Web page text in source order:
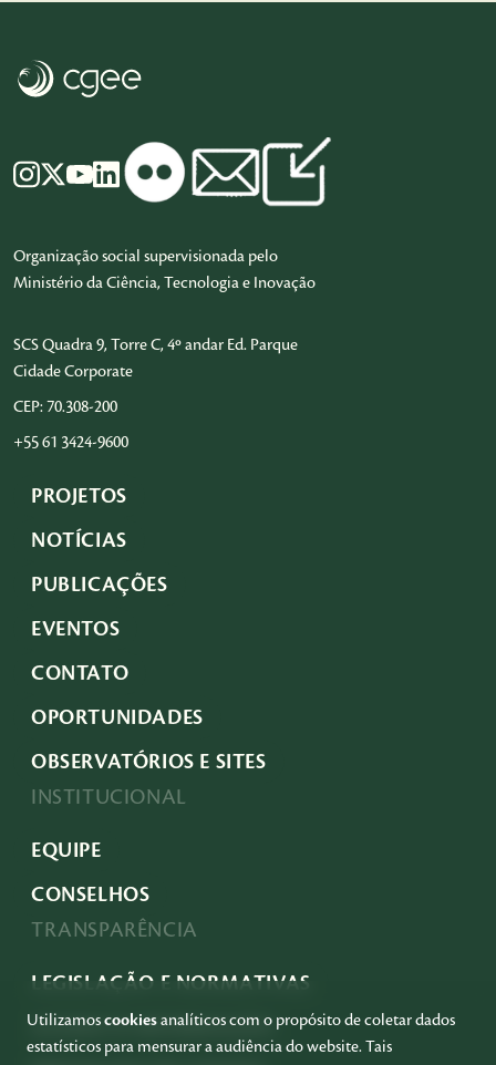
Organização social supervisionada pelo
Ministério da Ciência, Tecnologia e Inovação
SCS Quadra 9, Torre C, 4º andar Ed. Parque
Cidade Corporate
CEP: 70.308-200
+55 61 3424-9600
PROJETOS
NOTÍCIAS
PUBLICAÇÕES
EVENTOS
CONTATO
OPORTUNIDADES
OBSERVATÓRIOS E SITES
INSTITUCIONAL
EQUIPE
CONSELHOS
TRANSPARÊNCIA
LEGISLAÇÃO E NORMATIVAS
ACESSO À INFORMAÇÃO
Utilizamoscookiesanalíticos com o propósito de coletar dados
estatísticos para mensurar a audiência do website. Tais